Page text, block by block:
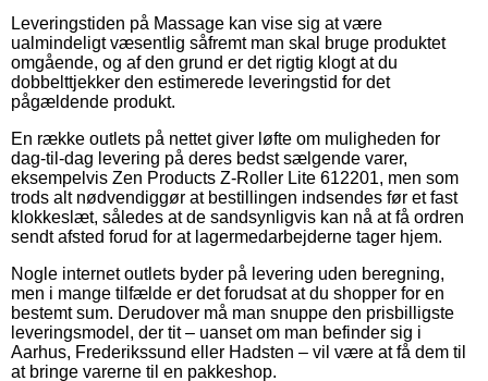
Leveringstiden på Massage kan vise sig at være
ualmindeligt væsentlig såfremt man skal bruge produktet
omgående, og af den grund er det rigtig klogt at du
dobbelttjekker den estimerede leveringstid for det
pågældende produkt.
En række outlets på nettet giver løfte om muligheden for
dag-til-dag levering på deres bedst sælgende varer,
eksempelvis Zen Products Z-Roller Lite 612201, men som
trods alt nødvendiggør at bestillingen indsendes før et fast
klokkeslæt, således at de sandsynligvis kan nå at få ordren
sendt afsted forud for at lagermedarbejderne tager hjem.
Nogle internet outlets byder på levering uden beregning,
men i mange tilfælde er det forudsat at du shopper for en
bestemt sum. Derudover må man snuppe den prisbilligste
leveringsmodel, der tit – uanset om man befinder sig i
Aarhus, Frederikssund eller Hadsten – vil være at få dem til
at bringe varerne til en pakkeshop.